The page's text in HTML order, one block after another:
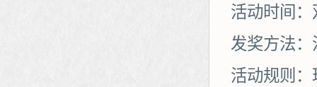
活动时间
发奖方法
活动规则